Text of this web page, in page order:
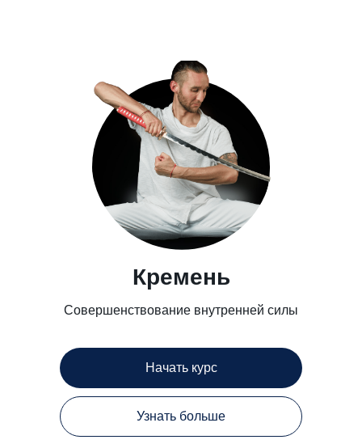
Совершенствование внутренней силы
Начать курс
Кремень
Узнать больше